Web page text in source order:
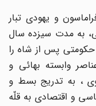
و یهودی تبار
به مدت سیزده سال
پس از شاه را
وابسته بهائی و
، به تدریج بسط و
و اقتصادی به قلّه